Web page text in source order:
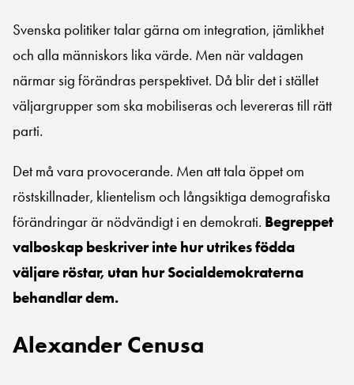
Svenska politiker talar gärna om integration, jämlikhet
och alla människors lika värde. Men när valdagen
närmar sig förändras perspektivet. Då blir det i stället
väljargrupper som ska mobiliseras och levereras till rätt
parti.
Det må vara provocerande. Men att tala öppet om
röstskillnader, klientelism och långsiktiga demografiska
förändringar är nödvändigt i en demokrati. Begreppet
valboskap beskriver inte hur utrikes födda
väljare röstar, utan hur Socialdemokraterna
behandlar dem.
Alexander Cenusa